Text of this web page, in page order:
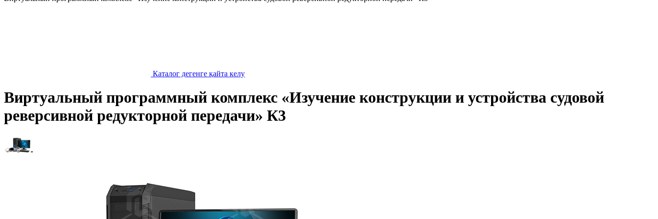
Каталог дегенге қайта келу
Виртуальный программный комплекс «Изучение конструкции и устройства судовой
реверсивной редукторной передачи» К3